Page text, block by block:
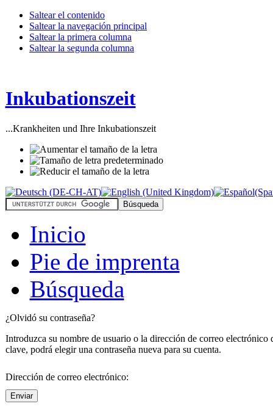
Saltear el contenido
Saltear la navegación principal
Saltear la primera columna
Saltear la segunda columna
Inkubationszeit
...Krankheiten und Ihre Inkubationszeit
Inicio
Pie de imprenta
Búsqueda
¿Olvidó su contraseña?
Introduzca su nombre de usuario o la dirección de correo
clave, podrá elegir una contraseña nueva para su cuenta.
Dirección de correo electrónico:
Enviar